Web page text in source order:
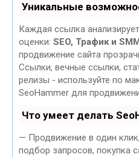
Уникальные
Каждая ссылка
оценки: SEO, Трафик и
продвижение сайта
Ссылки, вечные ссылки,
релизы - используйте по
SeoHammer для
Что умеет делать
— Продвижение в один
подбор запросов, покупка